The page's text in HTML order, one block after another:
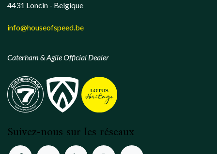
4431 Loncin - Belgique
info@houseofspeed.be
Caterham & Agile Official Dealer
Suivez-nous sur les réseaux